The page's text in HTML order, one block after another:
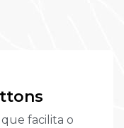
facilita o